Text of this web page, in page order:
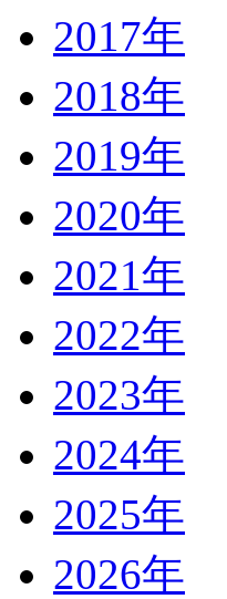
2017年
2018年
2019年
2020年
2021年
2022年
2023年
2024年
2025年
2026年